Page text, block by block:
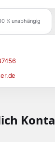
% unabhängig